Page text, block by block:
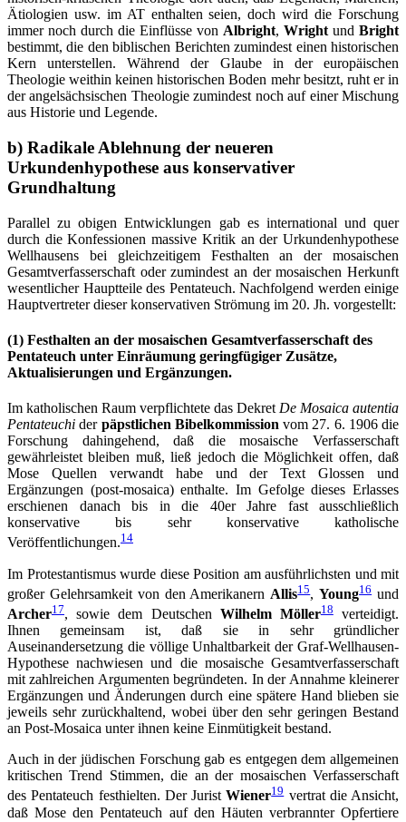
Ätiologien usw. im AT enthalten seien, doch wird die Forschung
immer noch durch die Einflüsse von Albright, Wrightund Bright
bestimmt, die den biblischen Berichten zumindest einen historischen
Kern unterstellen. Während der Glaube in der europäischen
Theologie weithin keinen historischen Boden mehr besitzt, ruht er in
der angelsächsischen Theologie zumindest noch auf einer Mischung
aus Historie und Legende.
b) Radikale Ablehnung der neueren
Urkundenhypothese aus konservativer
Grundhaltung
Parallel zu obigen Entwicklungen gab es international und quer
durch die Konfessionen massive Kritik an der Urkundenhypothese
Wellhausens bei gleichzeitigem Festhalten an der mosaischen
Gesamtverfasserschaft oder zumindest an der mosaischen Herkunft
wesentlicher Hauptteile des Pentateuch. Nachfolgend werden einige
Hauptvertreter dieser konservativen Strömung im 20. Jh. vorgestellt:
(1) Festhalten an der mosaischen Gesamtverfasserschaft des
Pentateuch unter Einräumung geringfügiger Zusätze,
Aktualisierungen und Ergänzungen.
Im katholischen Raum verpflichtete das Dekret De Mosaica autentia
Pentateuchi der päpstlichen Bibelkommission vom 27. 6. 1906 die
Forschung dahingehend, daß die mosaische Verfasserschaft
gewährleistet bleiben muß, ließ jedoch die Möglichkeit offen, daß
Mose Quellen verwandt habe und der Text Glossen und
Ergänzungen (post-mosaica) enthalte. Im Gefolge dieses Erlasses
erschienen danach bis in die 40er Jahre fast ausschließlich
konservative bis sehr konservative katholische
Veröffentlichungen.14
Im Protestantismus wurde diese Position am ausführlichsten und mit
großer Gelehrsamkeit von den Amerikanern Allis15,Young16und
Archer17, sowie dem Deutschen Wilhelm Möller18verteidigt.
Ihnen gemeinsam ist, daß sie in sehr gründlicher
Auseinandersetzung die völlige Unhaltbarkeit der Graf-Wellhausen-
Hypothese nachwiesen und die mosaische Gesamtverfasserschaft
mit zahlreichen Argumenten begründeten. In der Annahme kleinerer
Ergänzungen und Änderungen durch eine spätere Hand blieben sie
jeweils sehr zurückhaltend, wobei über den sehr geringen Bestand
an Post-Mosaica unter ihnen keine Einmütigkeit bestand.
Auch in der jüdischen Forschung gab es entgegen dem allgemeinen
kritischen Trend Stimmen, die an der mosaischen Verfasserschaft
des Pentateuch festhielten. Der JuristWiener19vertrat die Ansicht,
daß Mose den Pentateuch auf den Häuten verbrannter Opfertiere